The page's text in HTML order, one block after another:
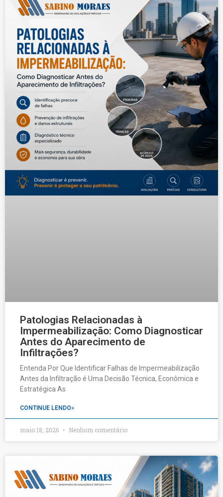
Patologias Relacionadas à
Impermeabilização: Como Diagnosticar
Antes do Aparecimento de
Infiltrações?
Entenda Por Que Identificar Falhas de Impermeabilização
Antes da Infiltração é Uma Decisão Técnica, Econômica e
Estratégica As
CONTINUE LENDO»
maio 18, 2026 Nenhum comentário